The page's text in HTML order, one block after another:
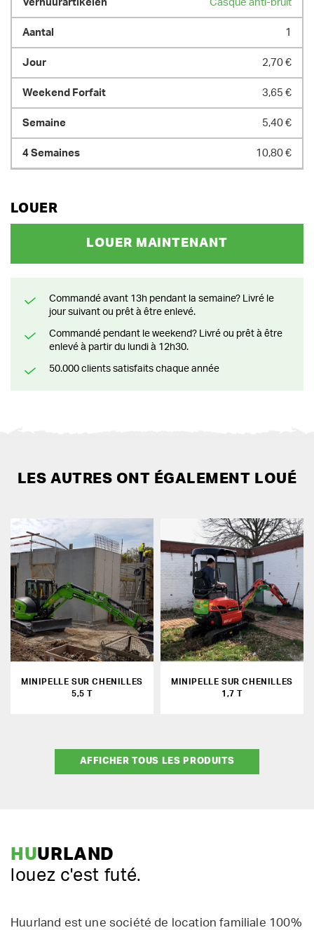
Casque anti-bruit
1
2,70 €
3,65 €
5,40 €
10,80 €
LOUER
LOUER MAINTENANT
Commandé avant 13h pendant la semaine? Livré le
jour suivant ou prêt à être enlevé.
Commandé pendant le weekend? Livré ou prêt à être
enlevé à partir du lundi à 12h30.
50.000 clients satisfaits chaque année
LES AUTRES ONT ÉGALEMENT LOUÉ
MINIPELLE SUR CHENILLES
5,5 T
MINIPELLE SUR CHENILLES
1,7 T
AFFICHER TOUS LES PRODUITS
HUURLAND
louez c'est futé.
Huurland est une société de location familiale 100%